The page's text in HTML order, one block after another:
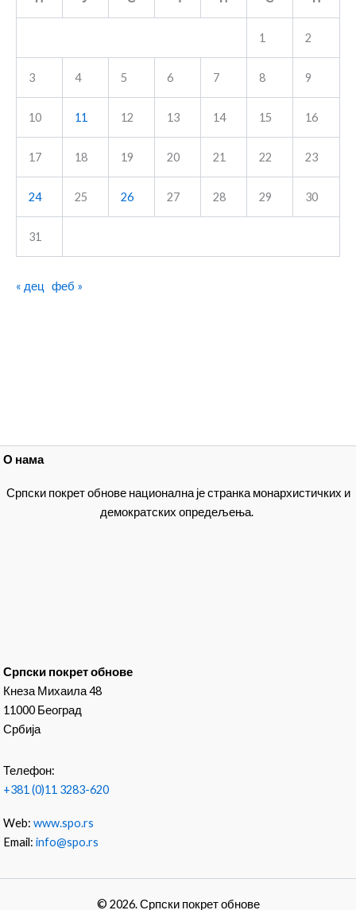
1 2
3 4 5 6 7 8 9
10 11 12 13 14 15 16
17 18 19 20 21 22 23
24 25 26 27 28 29 30
31
« дец феб »
О нама
Српски покрет обнове национална је странка монархистичких и
демократских опредељења.
Српски покрет обнове
Кнеза Михаила 48
11000 Београд
Србија
Телефон:
+381 (0)11 3283-620
Web:www.spo.rs
Email:info@spo.rs
© 2026. Српски покрет обнове